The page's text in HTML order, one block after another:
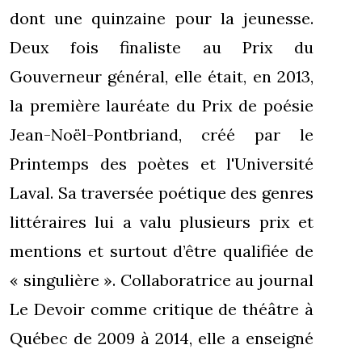
dont une quinzaine pour la jeunesse.
Deux fois finaliste au Prix du
Gouverneur général, elle était, en 2013,
la première lauréate du Prix de poésie
Jean-Noël-Pontbriand, créé par le
Printemps des poètes et l'Université
Laval. Sa traversée poétique des genres
littéraires lui a valu plusieurs prix et
mentions et surtout d’être qualifiée de
« singulière ». Collaboratrice au journal
Le Devoir comme critique de théâtre à
Québec de 2009 à 2014, elle a enseigné